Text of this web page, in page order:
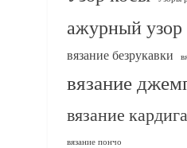
ажурный узор
вязание безрукавки
вязание
вязание
вязание пончо